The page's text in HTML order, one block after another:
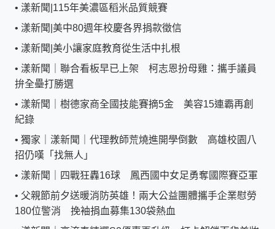
• 漾新聞|115年美濃區稻米品質競賽
• 漾新聞|美中80週年校慶各界捐款徵信
• 漾新聞|美小讓家庭教育從生活中扎根
• 漾新聞｜聯合看板早已上架 柯志恩扮母雞：攜手議員
拚全壘打勝選
• 漾新聞｜樹德家商全國技能賽摘5金 美容15連霸再創
紀錄
• 獨家｜漾新聞｜代理教師荒燒進開學倒數 高雄校園八
招仍嘆「找無人」
• 漾新聞｜四戰狂轟16球 鳳西國中女足勇奪國際賽亞軍
• 父親節前夕送暖消防英雄！兩大公益團體攜手企業慰勞
180位警消 挽袖捐血募集130袋熱血